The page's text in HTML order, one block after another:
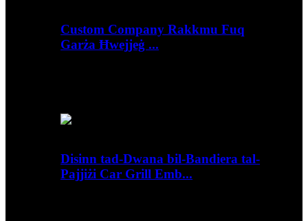
Custom Company Rakkmu Fuq
Garża Ħwejjeġ ...
Disinn tad-Dwana bil-Bandiera tal-
Pajjiżi Car Grill Emb...